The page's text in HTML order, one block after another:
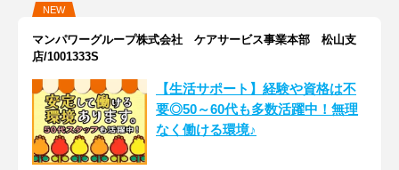
NEW
マンパワーグループ株式会社 ケアサービス事業本部 松山支
店/1001333S
【生活サポート】経験や資格は不
要◎50～60代も多数活躍中！無理
なく働ける環境♪